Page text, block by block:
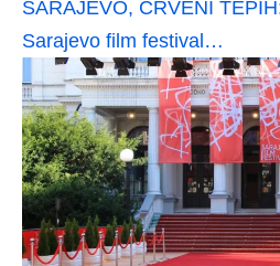
SARAJEVO, CRVENI
Sarajevo film festival…